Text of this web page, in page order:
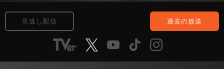
見逃し配信 過去の放送